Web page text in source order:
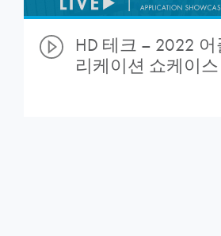
HD 테크 – 2022 어
리케이션 쇼케이스